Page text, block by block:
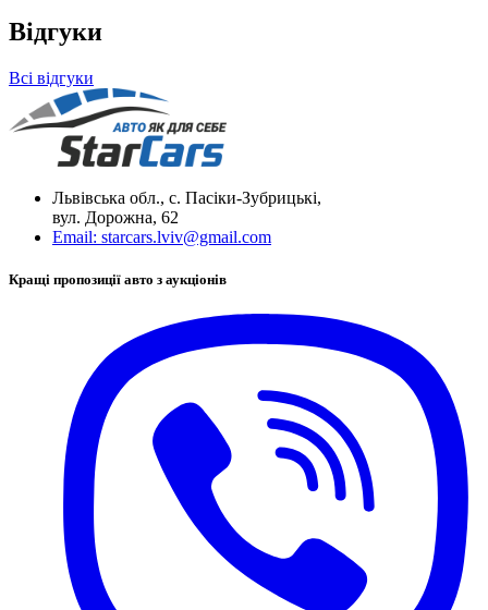
Відгуки
Всі відгуки
Львівська обл., с. Пасіки-Зубрицькі,
вул. Дорожна, 62
Email: starcars.lviv@gmail.com
Кращі пропозиції авто з аукціонів